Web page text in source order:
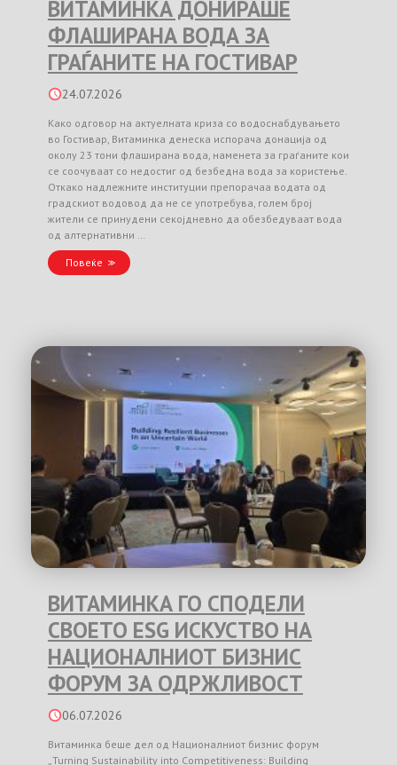
ВИТАМИНКА ДОНИРАШЕ
ФЛАШИРАНА ВОДА ЗА
ГРАЃАНИТЕ НА ГОСТИВАР
24.07.2026
Како одговор на актуелната криза со водоснабдувањето
во Гостивар, Витаминка денеска испорача донација од
околу 23 тони флаширана вода, наменета за граѓаните кои
се соочуваат со недостиг од безбедна вода за користење.
Откако надлежните институции препорачаа водата од
градскиот водовод да не се употребува, голем број
жители се принудени секојдневно да обезбедуваат вода
од алтернативни …
Повеќе
ВИТАМИНКА ГО СПОДЕЛИ
СВОЕТО ESG ИСКУСТВО НА
НАЦИОНАЛНИОТ БИЗНИС
ФОРУМ ЗА ОДРЖЛИВОСТ
06.07.2026
Витаминка беше дел од Националниот бизнис форум
„Turning Sustainability into Competitiveness: Building